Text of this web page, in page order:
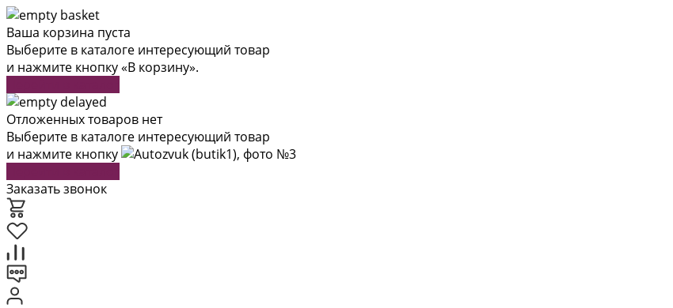
Ваша корзина пуста
Выберите в каталоге интересующий товар
и нажмите кнопку «В корзину».
Отложенных товаров нет
Выберите в каталоге интересующий товар
и нажмите кнопку
Заказать звонок